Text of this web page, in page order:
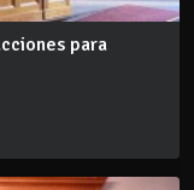
para